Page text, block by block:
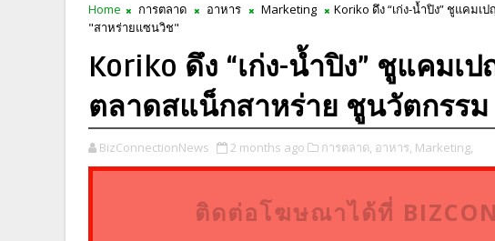
Home การตลาด อาหาร Marketing
Koriko ดึง “เก่ง-น้ำปิง” ชูแคม
"สาหร่ายแซนวิช"
Koriko ดึง “เก่ง-น้ำปิง” ชูแคมเ
ตลาดสแน็กสาหร่าย ชูนวัตกรร
BizConnectionNews 2 months ago การตลาด, อาหาร, Marketing,
ติดต่อโฆษณาได้ที่